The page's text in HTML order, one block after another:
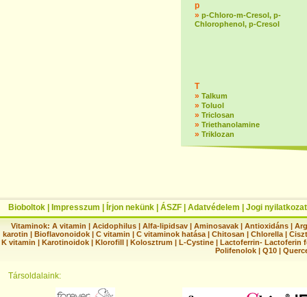
p
» p-Chloro-m-Cresol, p-
Chlorophenol, p-Cresol
T
» Talkum
» Toluol
» Triclosan
» Triethanolamine
» Triklozan
Bioboltok Impresszum Írjon nekünk ÁSZF Adatvédelem Jogi nyilatkozat
Vitaminok: A vitamin |Acidophilus |Alfa-lipidsav |Aminosavak |Antioxidáns |
karotin | Bioflavonoidok | C vitamin | C vitaminok hatása | Chitosan | Chlorella |
K vitamin | Karotinoidok | Klorofill | Kolosztrum | L-Cystine | Lactoferrin- Lactoferin
Polifenolok |Q10 |
Társoldalaink: